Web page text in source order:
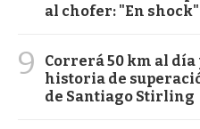
al chofer: "En shock"
9
Correrá 50 km al día
historia de
de Santiago Stirling